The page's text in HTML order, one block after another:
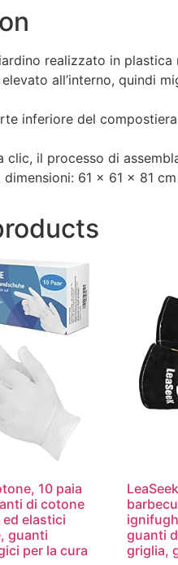
realizzato in
all’interno, quindi
inferiore del
clic, il processo di
61 x 61 x 81 cm
10 paia
di cotone
elastici
guanti
per la cura
guanti
griglia,